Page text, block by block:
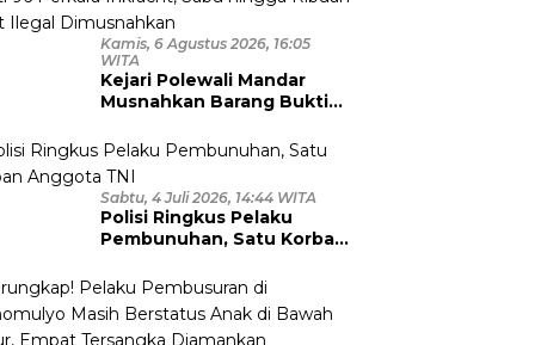
Kamis, 6 Agustus 2026, 16:05
WITA
Kejari Polewali Mandar
Musnahkan Barang Bukti
hingga Ribuan Obat Ilegal
Dimusnahkan
Sabtu, 4 Juli 2026, 14:44 WITA
Polisi Ringkus Pelaku
Pembunuhan, Satu Korban